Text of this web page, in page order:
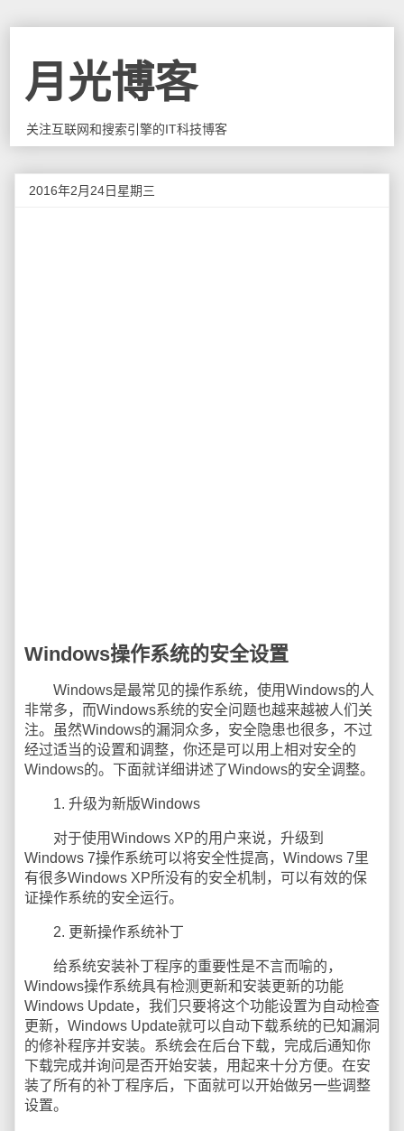
月光博客
关注互联网和搜索引擎的IT科技博客
2016年2月24日星期三
Windows操作系统的安全设置
Windows是最常见的操作系统，使用Windows的人
非常多，而Windows系统的安全问题也越来越被人们关
注。虽然Windows的漏洞众多，安全隐患也很多，不过
经过适当的设置和调整，你还是可以用上相对安全的
Windows的。下面就详细讲述了Windows的安全调整。
1. 升级为新版Windows
对于使用Windows XP的用户来说，升级到
Windows 7操作系统可以将安全性提高，Windows 7里
有很多Windows XP所没有的安全机制，可以有效的保
证操作系统的安全运行。
2. 更新操作系统补丁
给系统安装补丁程序的重要性是不言而喻的，
Windows操作系统具有检测更新和安装更新的功能
Windows Update，我们只要将这个功能设置为自动检查
更新，Windows Update就可以自动下载系统的已知漏洞
的修补程序并安装。系统会在后台下载，完成后通知你
下载完成并询问是否开始安装，用起来十分方便。在安
装了所有的补丁程序后，下面就可以开始做另一些调整
设置。